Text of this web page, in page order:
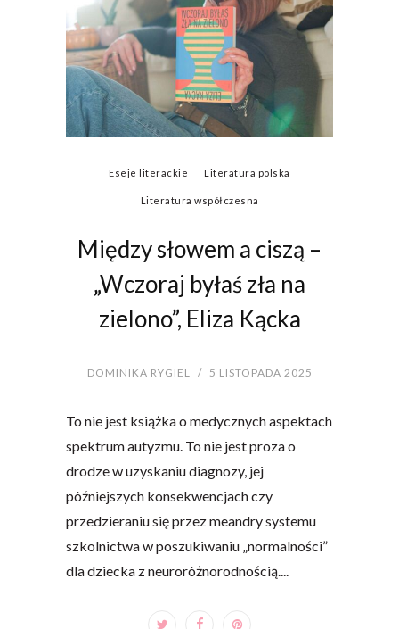
Eseje literackie Literatura polska
Literatura współczesna
Między słowem a ciszą –
„Wczoraj byłaś zła na
zielono”, Eliza Kącka
DOMINIKA RYGIEL / 5 LISTOPADA 2025
To nie jest książka o medycznych aspektach
spektrum autyzmu. To nie jest proza o
drodze w uzyskaniu diagnozy, jej
późniejszych konsekwencjach czy
przedzieraniu się przez meandry systemu
szkolnictwa w poszukiwaniu „normalności”
dla dziecka z neuroróżnorodnością....